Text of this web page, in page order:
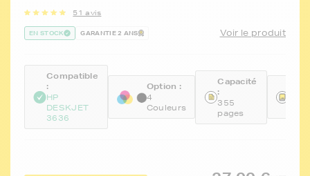
51 avis
EN STOCK GARANTIE 2 ANS Voir le produit
Compatible
:
HP
DESKJET
3636
Option :
4
Couleurs
Capacité
:
355
pages